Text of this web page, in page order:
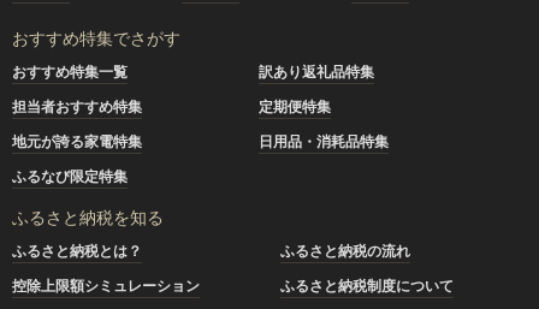
おすすめ特集でさがす
おすすめ特集一覧
訳あり返礼品特集
担当者おすすめ特集
定期便特集
地元が誇る家電特集
日用品・消耗品特集
ふるなび限定特集
ふるさと納税を知る
ふるさと納税とは？
ふるさと納税の流れ
控除上限額シミュレーション
ふるさと納税制度について